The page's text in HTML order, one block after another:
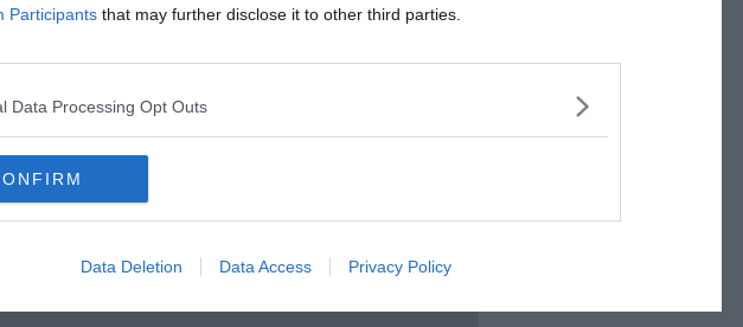
Participants that may further disclose it to other third parties.
Data Processing Opt Outs
Data Deletion Data Access Privacy Policy